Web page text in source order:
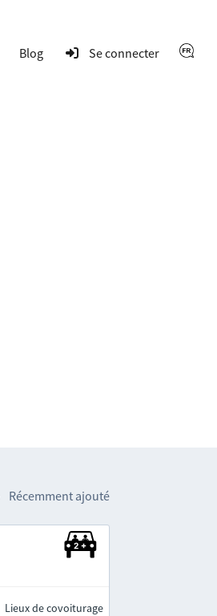
Blog Se connecter
Récemment ajouté
Lieux de covoiturage